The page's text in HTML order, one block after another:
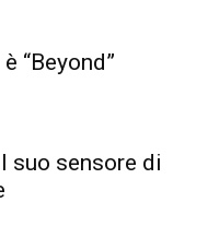
“Beyond”
suo sensore di